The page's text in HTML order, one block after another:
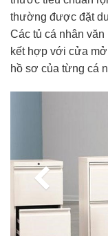
thường được đặt
Các tủ cá nhân
kết hợp với cửa
hồ sơ của từng cá